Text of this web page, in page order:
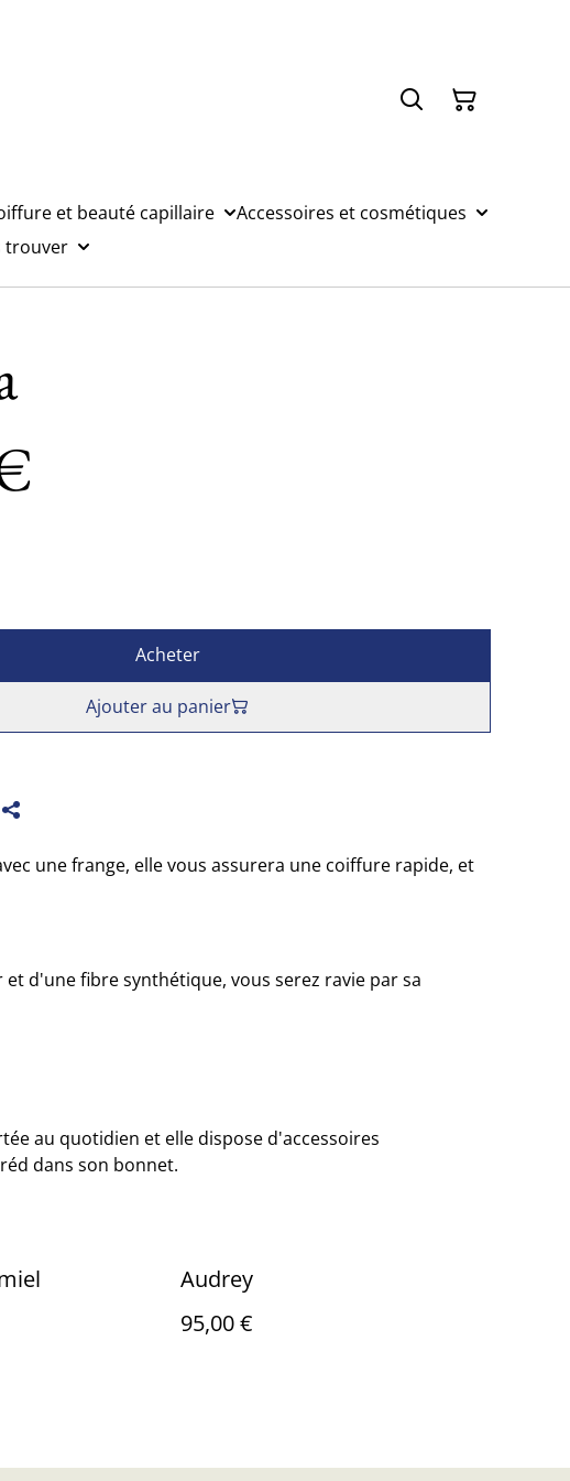
et beauté capillaire
Accessoires et cosmétiques
trouver
Acheter
Ajouter au panier
une frange, elle vous assurera une coiffure rapide, et
d'une fibre synthétique, vous serez ravie par sa
au quotidien et elle dispose d'accessoires
dans son bonnet.
Audrey
95,00 €